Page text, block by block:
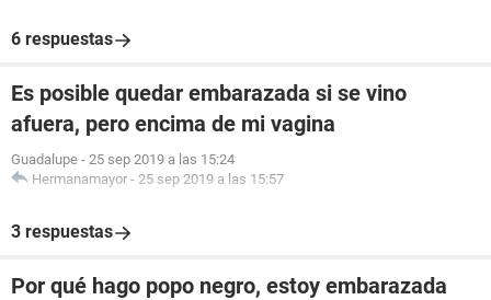
6 respuestas
Es posible quedar embarazada si se vino
afuera, pero encima de mi vagina
Guadalupe - 25 sep 2019 a las 15:24
Hermanamayor - 25 sep 2019 a las 15:57
3 respuestas
Por qué hago popo negro, estoy embarazada